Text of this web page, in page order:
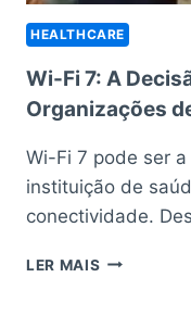
HEALTHCARE
Wi-Fi 7: A
Organizações
Wi-Fi 7 pode ser
instituição de
conectividade.
LER MAIS WI-